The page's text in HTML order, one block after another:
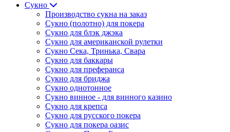
Сукно
Производство сукна на заказ
Сукно (полотно) для покера
Сукно для блэк джэка
Сукно для американской рулетки
Сукно Сека, Тринька, Свара
Сукно для баккары
Сукно для преферанса
Сукно для бриджа
Сукно однотонное
Сукно винное - для винного казино
Сукно для крепса
Сукно для русского покера
Сукно для покера оазис